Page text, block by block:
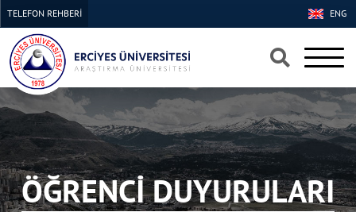
×
×
ENG
TELEFON REHBERİ
ÖĞRENCİ DUYURULARI